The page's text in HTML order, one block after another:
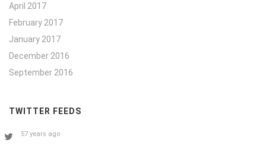
April 2017
February 2017
January 2017
December 2016
September 2016
TWITTER FEEDS
57 years ago